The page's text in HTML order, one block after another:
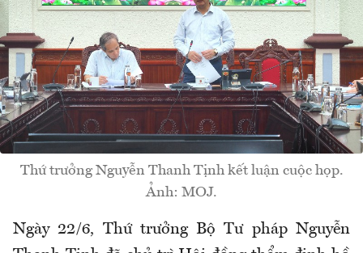
Thứ trưởng Nguyễn Thanh Tịnh kết luận cuộc họp.
Ảnh: MOJ.
Ngày 22/6, Thứ trưởng Bộ Tư pháp Nguyễn